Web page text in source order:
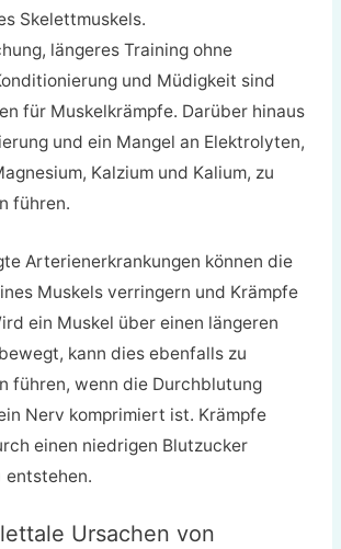
Skelettmuskels.
längeres Training ohne
und Müdigkeit sind
für Muskelkrämpfe. Darüber hinaus
und ein Mangel an Elektrolyten,
Kalzium und Kalium, zu
führen.
Arterienerkrankungen können die
Muskels verringern und Krämpfe
ein Muskel über einen längeren
kann dies ebenfalls zu
führen, wenn die Durchblutung
Nerv komprimiert ist. Krämpfe
einen niedrigen Blutzucker
entstehen.
Ursachen von